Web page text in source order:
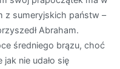
z sumeryjskich państw –
Abraham.
średniego brązu, choć
nie udało się